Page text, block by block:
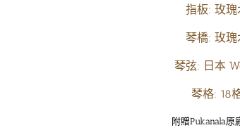
指板: 玫瑰
琴橋: 玫瑰
琴弦: 日本
琴格: 18
附贈Pukanala原